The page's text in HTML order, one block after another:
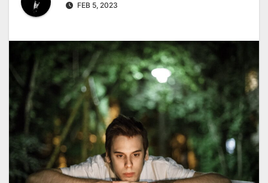
FEB 5, 2023